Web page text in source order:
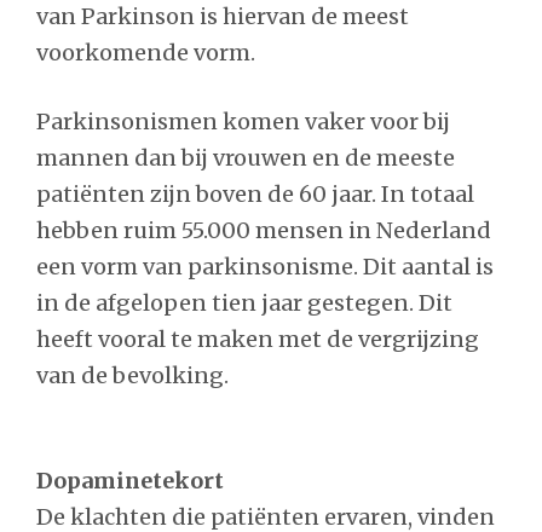
van Parkinson is hiervan de meest
voorkomende vorm.
Parkinsonismen komen vaker voor bij
mannen dan bij vrouwen en de meeste
patiënten zijn boven de 60 jaar. In totaal
hebben ruim 55.000 mensen in Nederland
een vorm van parkinsonisme. Dit aantal is
in de afgelopen tien jaar gestegen. Dit
heeft vooral te maken met de vergrijzing
van de bevolking.
Dopaminetekort
De klachten die patiënten ervaren, vinden